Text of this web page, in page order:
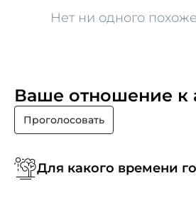
Нет ни одного
Ваше отношение к
Проголосовать
Для какого времени